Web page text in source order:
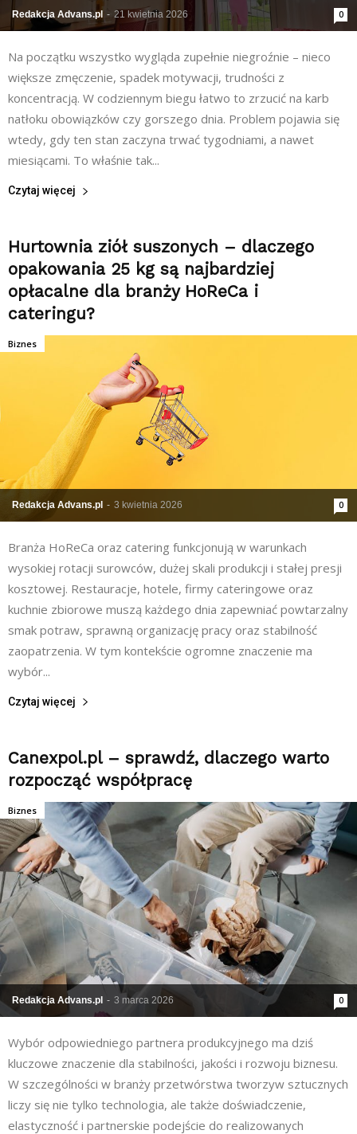
Redakcja Advans.pl - 21 kwietnia 2026 0
Na początku wszystko wygląda zupełnie niegroźnie – nieco
większe zmęczenie, spadek motywacji, trudności z
koncentracją. W codziennym biegu łatwo to zrzucić na karb
natłoku obowiązków czy gorszego dnia. Problem pojawia się
wtedy, gdy ten stan zaczyna trwać tygodniami, a nawet
miesiącami. To właśnie tak...
Czytaj więcej
Hurtownia ziół suszonych – dlaczego
opakowania 25 kg są najbardziej
opłacalne dla branży HoReCa i
cateringu?
Redakcja Advans.pl - 3 kwietnia 2026 0
Biznes
Branża HoReCa oraz catering funkcjonują w warunkach
wysokiej rotacji surowców, dużej skali produkcji i stałej presji
kosztowej. Restauracje, hotele, firmy cateringowe oraz
kuchnie zbiorowe muszą każdego dnia zapewniać powtarzalny
smak potraw, sprawną organizację pracy oraz stabilność
zaopatrzenia. W tym kontekście ogromne znaczenie ma
wybór...
Czytaj więcej
Canexpol.pl – sprawdź, dlaczego warto
rozpocząć współpracę
Redakcja Advans.pl - 3 marca 2026 0
Biznes
Wybór odpowiedniego partnera produkcyjnego ma dziś
kluczowe znaczenie dla stabilności, jakości i rozwoju biznesu.
W szczególności w branży przetwórstwa tworzyw sztucznych
liczy się nie tylko technologia, ale także doświadczenie,
elastyczność i partnerskie podejście do realizowanych